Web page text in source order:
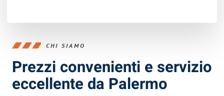
CHI SIAMO
Prezzi convenienti e servizio
eccellente da Palermo